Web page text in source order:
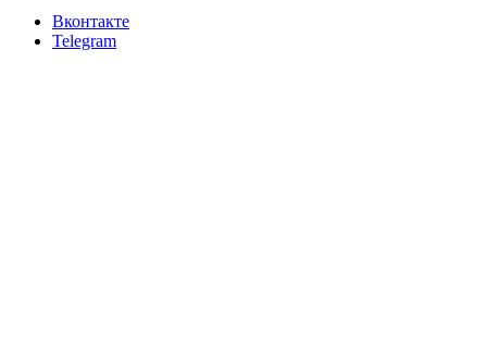
Вконтакте
Telegram